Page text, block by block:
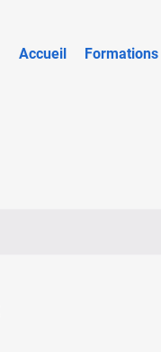
Accueil